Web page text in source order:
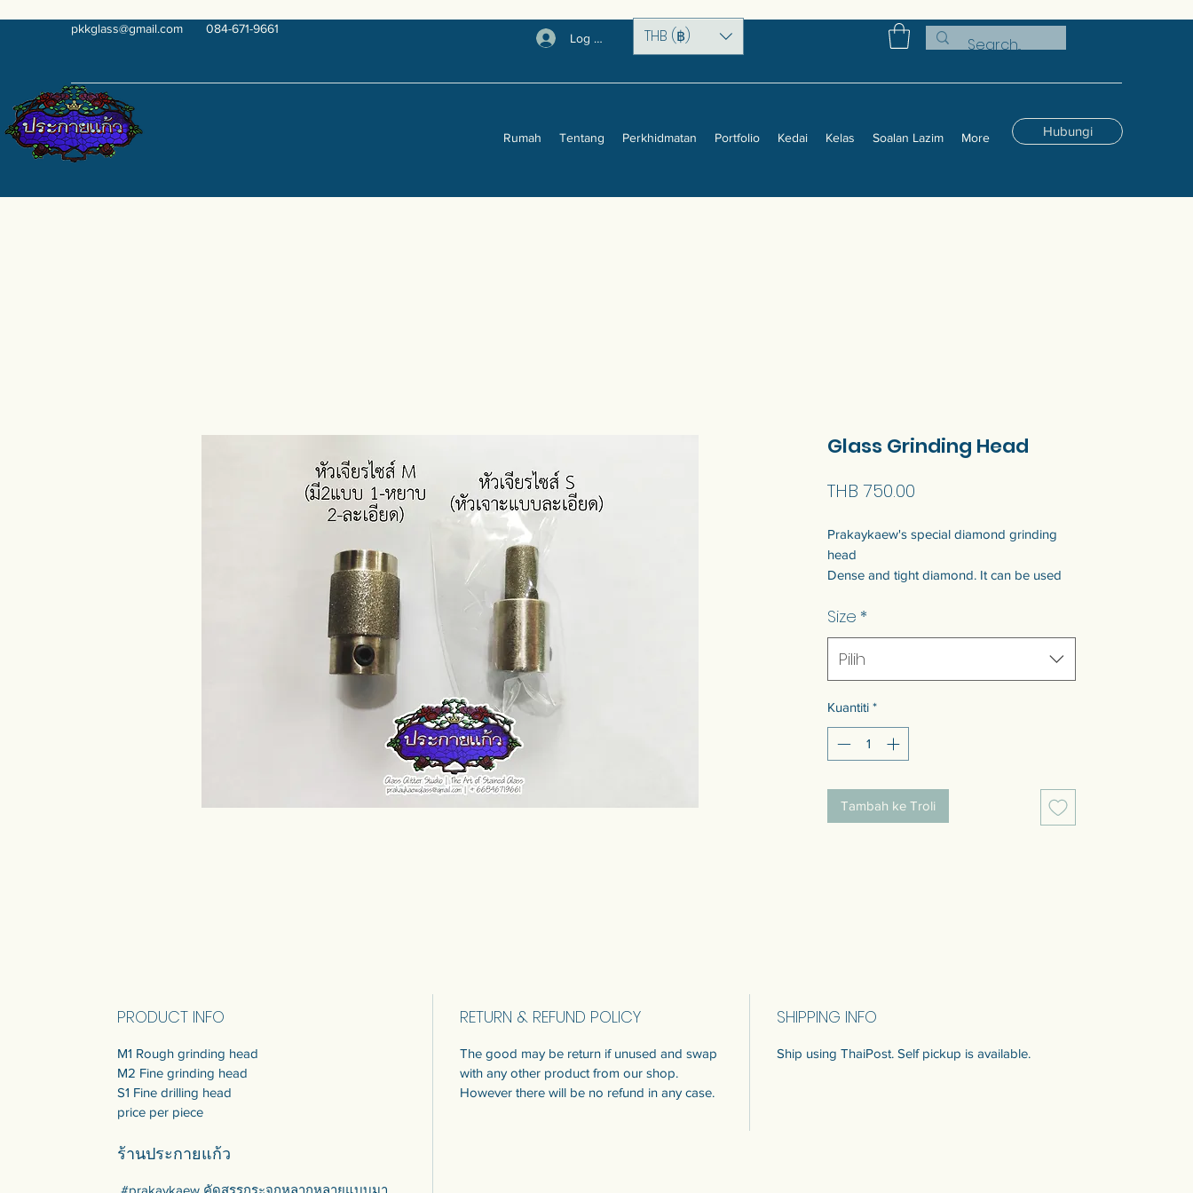
pkkglass@gmail.com 084-671-9661
Log Masuk THB (฿)
Rumah Tentang Perkhidmatan Portfolio Kedai Kelas Soalan Lazim More Hubungi
Glass Grinding Head
THB 750.00
Prakaykaew's special diamond grinding
head
Dense and tight diamond. It can be used
Use to grind glass edges. Use with
Gryphon glass grinder.
เพชรหนาแน่น สามารถใช้งานได้นาน
ใช้สําหรับบดขอบกระจก ใช้กับเครื่องบดแก้ว
Gryphon
Size *
Pilih
Kuantiti *
Tambah ke Troli
PRODUCT INFO
M1 Rough grinding head
M2 Fine grinding head
S1 Fine drilling head
price per piece
RETURN & REFUND POLICY
The good may be return if unused and swap
with any other product from our shop.
However there will be no refund in any case.
SHIPPING INFO
Ship using ThaiPost. Self pickup is available.
ร้านประกายแก้ว
#prakaykaew คัดสรรกระจกหลากหลายแบบมา